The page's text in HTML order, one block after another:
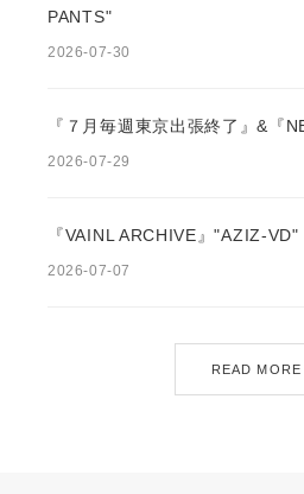
PANTS"
2026-07-30
『７月毎週東京出張終了』&『
2026-07-29
『VAINL ARCHIVE』"AZIZ-VD"
2026-07-07
READ